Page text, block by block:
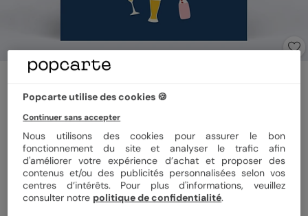
Team Apéro
Format 12x17 cm plié
Papier Papier Satiné
Popcarte utilise des cookies 🍪
Continuer sans accepter
Nous utilisons des cookies pour assurer le bon
fonctionnement du site et analyser le trafic afin
d'améliorer votre expérience d’achat et proposer des
contenus et/ou des publicités personnalisées selon vos
centres d’intérêts. Pour plus d'informations, veuillez
consulter notre politique de confidentialité.